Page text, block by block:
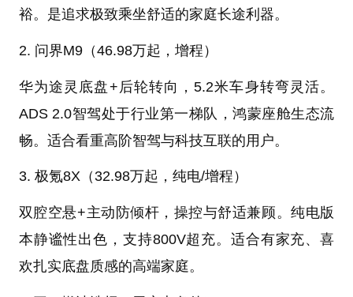
裕。是追求极致乘坐舒适的家庭长途利器。
2. 问界M9（46.98万起，增程）
华为途灵底盘+后轮转向，5.2米车身转弯灵活。
ADS 2.0智驾处于行业第一梯队，鸿蒙座舱生态流
畅。适合看重高阶智驾与科技互联的用户。
3. 极氪8X（32.98万起，纯电/增程）
双腔空悬+主动防倾杆，操控与舒适兼顾。纯电版
本静谧性出色，支持800V超充。适合有家充、喜
欢扎实底盘质感的高端家庭。